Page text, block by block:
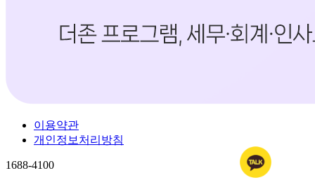
이용약관
개인정보처리방침
1688-4100